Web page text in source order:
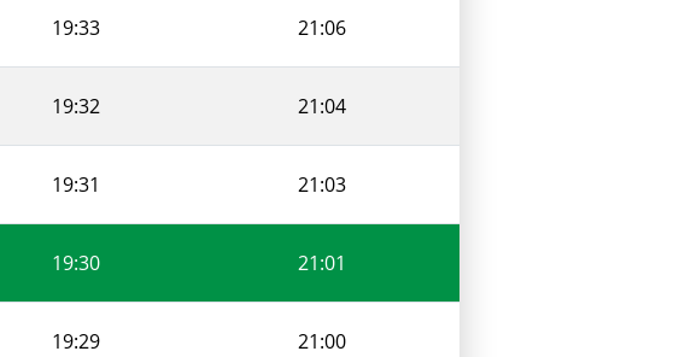
19:33 21:06
19:32 21:04
19:31 21:03
19:30 21:01
19:29 21:00